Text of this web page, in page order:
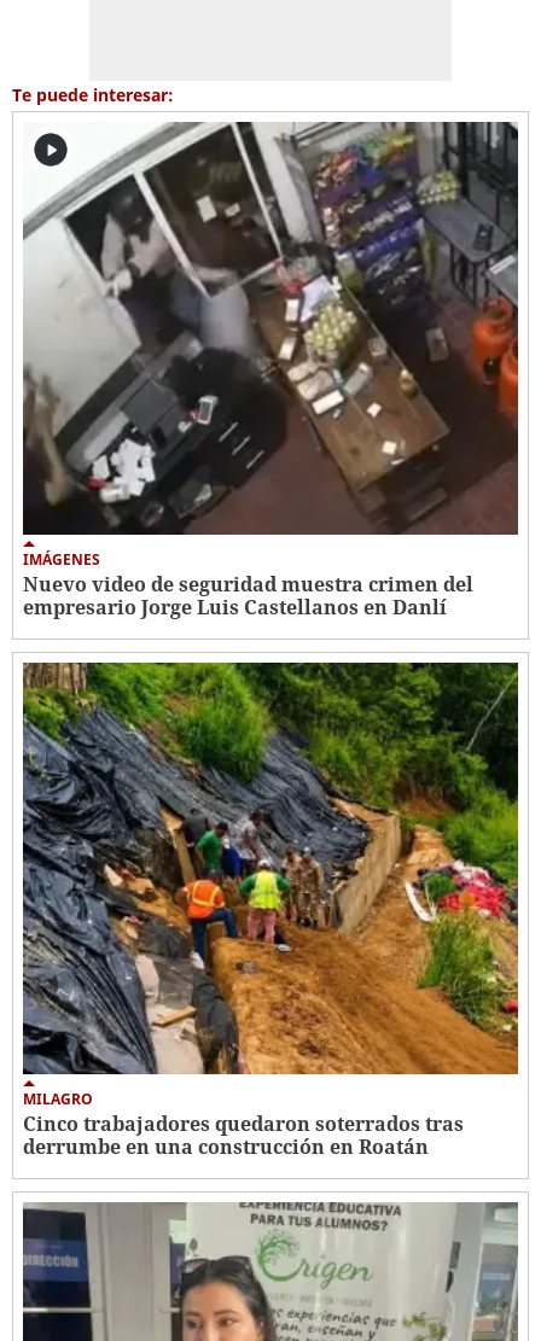
Te puede interesar:
IMÁGENES
Nuevo video de seguridad muestra crimen del
empresario Jorge Luis Castellanos en Danlí
MILAGRO
Cinco trabajadores quedaron soterrados tras
derrumbe en una construcción en Roatán